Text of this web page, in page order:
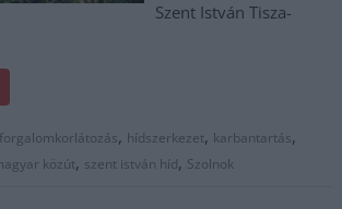
Szent István Tisza-
forgalomkorlátozás, hídszerkezet, karbantartás,
közút, szent istván híd, Szolnok